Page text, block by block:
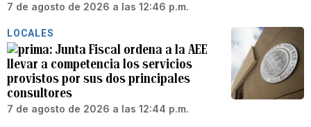
7 de agosto de 2026 a las 12:46 p.m.
LOCALES
Junta Fiscal ordena a la AEE
llevar a competencia los servicios
provistos por sus dos principales
consultores
7 de agosto de 2026 a las 12:44 p.m.